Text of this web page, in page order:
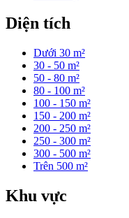
Diện tích
Dưới 30 m²
30 - 50 m²
50 - 80 m²
80 - 100 m²
100 - 150 m²
150 - 200 m²
200 - 250 m²
250 - 300 m²
300 - 500 m²
Trên 500 m²
Khu vực